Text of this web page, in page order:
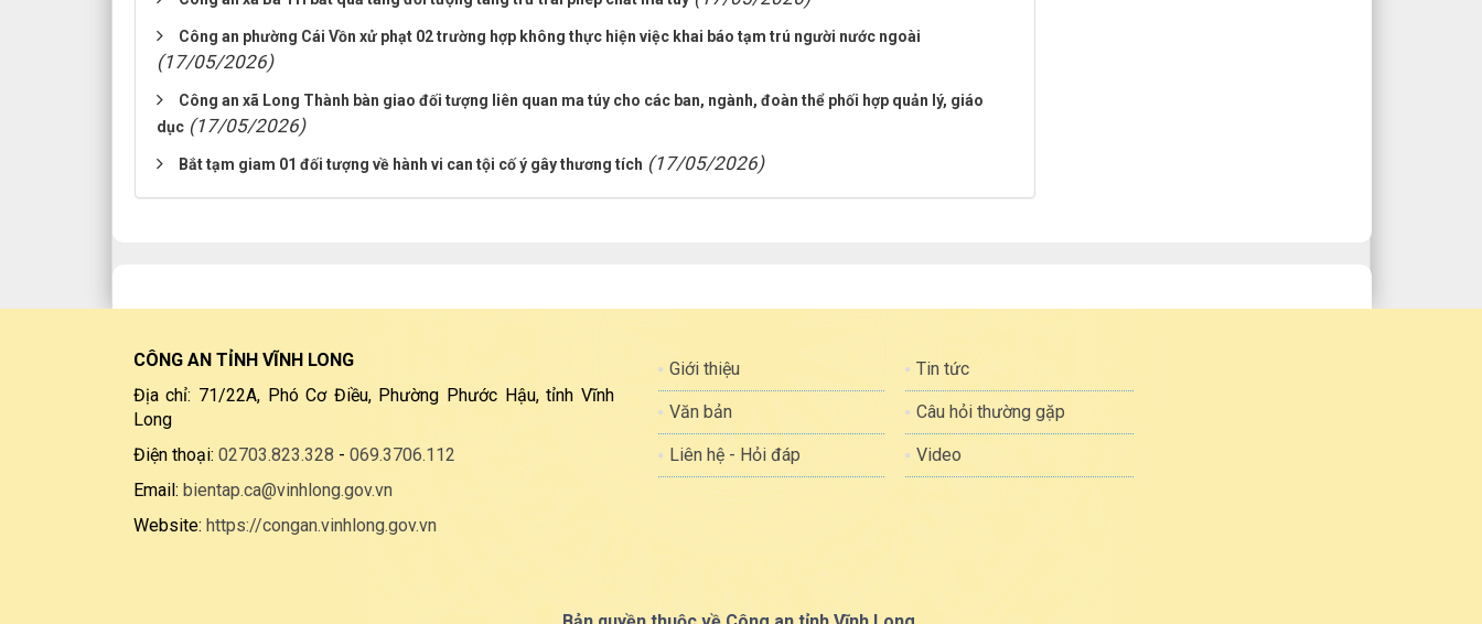
Công an phường Cái Vồn xử phạt 02 trường hợp không thực hiện việc khai báo tạm trú người nước ngoài
(17/05/2026)
Công an xã Long Thành bàn giao đối tượng liên quan ma túy cho các ban, ngành, đoàn thể phối hợp quản lý, giáo
dục (17/05/2026)
Bắt tạm giam 01 đối tượng về hành vi can tội cố ý gây thương tích (17/05/2026)
CÔNG AN TỈNH VĨNH LONG
Địa chỉ: 71/22A, Phó Cơ Điều, Phường Phước Hậu, tỉnh Vĩnh
Long
Điện thoại: 02703.823.328 - 069.3706.112
Email: bientap.ca@vinhlong.gov.vn
Website: https://congan.vinhlong.gov.vn
Giới thiệu Tin tức
Văn bản Câu hỏi thường gặp
Liên hệ - Hỏi đáp Video